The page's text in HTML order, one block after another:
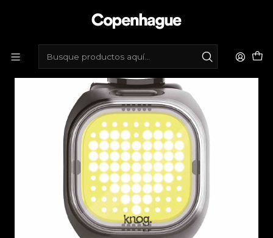
Tienda de bicicletas
Luz delantera Knog Blinder mini love - 50lm